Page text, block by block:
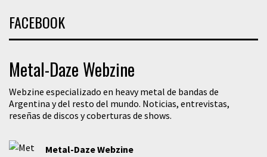
FACEBOOK
Metal-Daze Webzine
Webzine especializado en heavy metal de bandas de
Argentina y del resto del mundo. Noticias, entrevistas,
reseñas de discos y coberturas de shows.
Metal-Daze Webzine